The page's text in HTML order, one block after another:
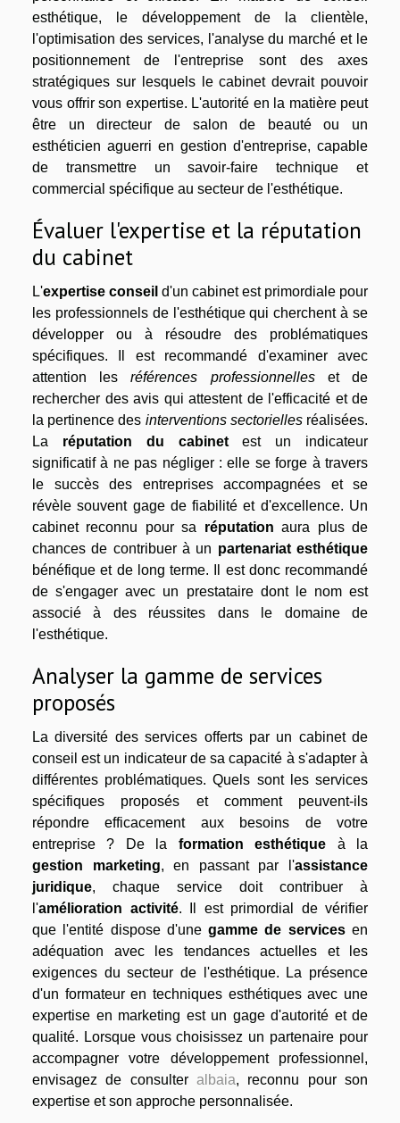
esthétique, le développement de la clientèle,
l'optimisation des services, l'analyse du marché et le
positionnement de l'entreprise sont des axes
stratégiques sur lesquels le cabinet devrait pouvoir
vous offrir son expertise. L'autorité en la matière peut
être un directeur de salon de beauté ou un
esthéticien aguerri en gestion d'entreprise, capable
de transmettre un savoir-faire technique et
commercial spécifique au secteur de l'esthétique.
Évaluer l'expertise et la réputation
du cabinet
L'expertise conseil d'un cabinet est primordiale pour
les professionnels de l'esthétique qui cherchent à se
développer ou à résoudre des problématiques
spécifiques. Il est recommandé d'examiner avec
attention lesréférences professionnelleset de
rechercher des avis qui attestent de l'efficacité et de
la pertinence des interventions sectoriellesréalisées.
La réputation du cabinetest un indicateur
significatif à ne pas négliger : elle se forge à travers
le succès des entreprises accompagnées et se
révèle souvent gage de fiabilité et d'excellence. Un
cabinet reconnu pour sa réputation aura plus de
chances de contribuer à un partenariat esthétique
bénéfique et de long terme. Il est donc recommandé
de s'engager avec un prestataire dont le nom est
associé à des réussites dans le domaine de
l'esthétique.
Analyser la gamme de services
proposés
La diversité des services offerts par un cabinet de
conseil est un indicateur de sa capacité à s'adapter à
différentes problématiques. Quels sont les services
spécifiques proposés et comment peuvent-ils
répondre efficacement aux besoins de votre
entreprise ? De la formation esthétique à la
gestion marketing, en passant par l'assistance
juridique, chaque service doit contribuer à
l'amélioration activité. Il est primordial de vérifier
que l'entité dispose d'unegamme de servicesen
adéquation avec les tendances actuelles et les
exigences du secteur de l'esthétique. La présence
d'un formateur en techniques esthétiques avec une
expertise en marketing est un gage d'autorité et de
qualité. Lorsque vous choisissez un partenaire pour
accompagner votre développement professionnel,
envisagez de consulter albaia, reconnu pour son
expertise et son approche personnalisée.